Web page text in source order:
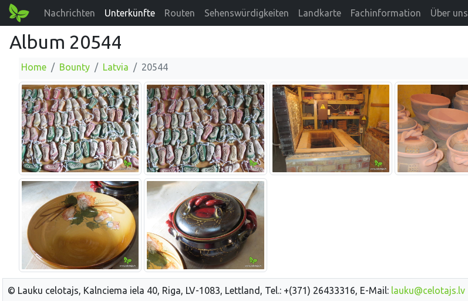
Nachrichten Unterkünfte Routen Sehenswürdigkeiten Landkarte Fachinformation Über uns
Album 20544
Home Bounty Latvia 20544
© Lauku celotajs, Kalnciema iela 40, Riga, LV-1083, Lettland, Tel.: +(371) 26433316, E-Mail: lauku@celotajs.lv